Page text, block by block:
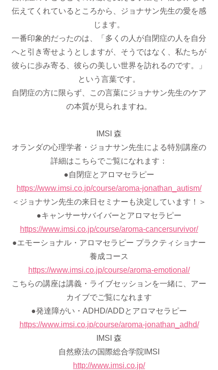
伝えてくれているところから、ジョナサン先生の愛を感
じます。
一番印象的だったのは、「多くの人が自閉症の人を自分
へと引き寄せようとしますが、そうではなく、私たちが
彼らに歩み寄る、彼らの美しい世界を訪れるのです。」
という言葉です。
自閉症の方に限らず、この言葉にジョナサン先生のケア
の本質が見られますね。
​IMSI 森
オランダの心理学者・ジョナサン先生による特別講座の
詳細はこちらでご覧になれます：
●自閉症とアロマセラピー
https://www.imsi.co.jp/course/aroma-jonathan_autism/
＜ジョナサン先生の来日セミナーも決定しています！＞
●キャンサーサバイバーとアロマセラピー
https://www.imsi.co.jp/course/aroma-cancersurvivor/
●エモーショナル・アロマセラピー プラクティショナー
養成コース
https://www.imsi.co.jp/course/aroma-emotional/
こちらの講座は講義・ライブセッションを一緒に、アー
カイブでご覧になれます
●発達障がい・ADHD/ADDとアロマセラピー
https://www.imsi.co.jp/course/aroma-jonathan_adhd/
IMSI 森
自然療法の国際総合学院IMSI
http://www.imsi.co.jp/